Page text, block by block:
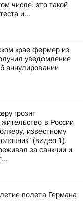
числе, это такой
и...
крае фермер из
уведомление
аннулировании
грозит
в России
известному
(видео 1),
за санкции и
полета Германа